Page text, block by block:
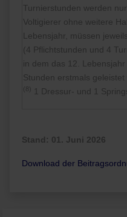
Turnierstunden werden
Voltigierer ohne weitere
Lebensjahr, müssen
(4 Pflichtstunden und 4
in dem das 12.
Stunden erstmals geleistet
(8) 1 Dressur- und 1
Stand: 01. Juni 2026
Download der